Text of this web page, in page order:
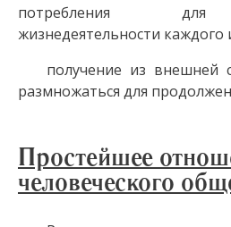
потребления для
жизнедеятельности каждого
получение из внешней
размножаться для
Простейшее
человеческого